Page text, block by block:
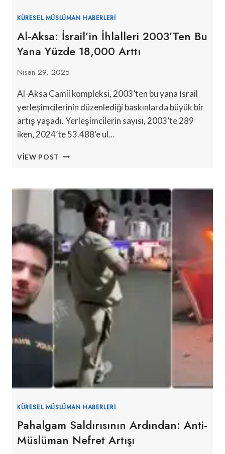
KÜRESEL MÜSLÜMAN HABERLERI
Al-Aksa: İsrail’in İhlalleri 2003’ten Bu
Yana Yüzde 18,000 Arttı
Nisan 29, 2025
Al-Aksa Camii kompleksi, 2003’ten bu yana İsrail
yerleşimcilerinin düzenlediği baskınlarda büyük bir
artış yaşadı. Yerleşimcilerin sayısı, 2003’te 289
iken, 2024’te 53.488’e ul…
VIEW POST AL-
2003’TEN
BU
18,000
ARTTI
KÜRESEL MÜSLÜMAN HABERLERI
Pahalgam Saldırısının Ardından: Anti-
Müslüman Nefret Artışı